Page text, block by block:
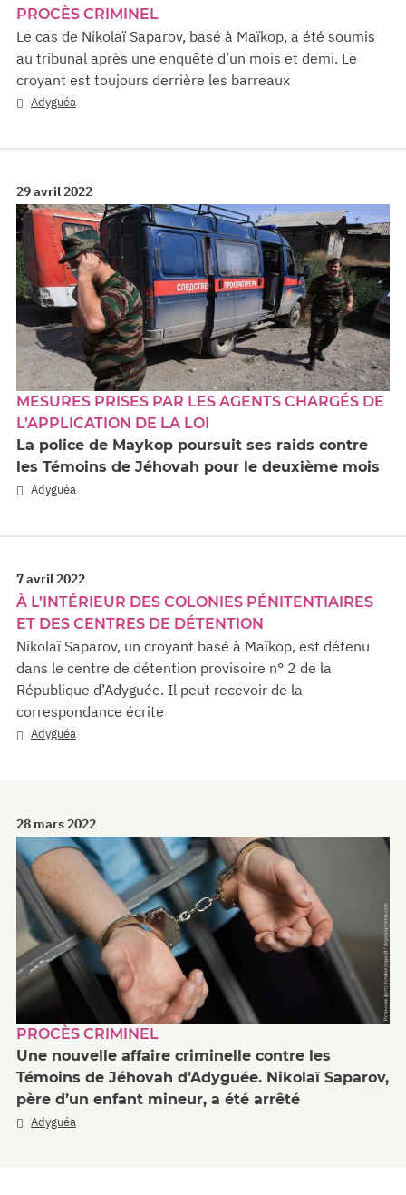
PROCÈS CRIMINEL
Le cas de Nikolaï Saparov, basé à Maïkop, a été soumis
au tribunal après une enquête d’un mois et demi. Le
croyant est toujours derrière les barreaux
Adyguéa
29 avril 2022
MESURES PRISES PAR LES AGENTS CHARGÉS DE
L’APPLICATION DE LA LOI
La police de Maykop poursuit ses raids contre
les Témoins de Jéhovah pour le deuxième mois
Adyguéa
7 avril 2022
À L’INTÉRIEUR DES COLONIES PÉNITENTIAIRES
ET DES CENTRES DE DÉTENTION
Nikolaï Saparov, un croyant basé à Maïkop, est détenu
dans le centre de détention provisoire n° 2 de la
République d’Adyguée. Il peut recevoir de la
correspondance écrite
Adyguéa
28 mars 2022
PROCÈS CRIMINEL
Une nouvelle affaire criminelle contre les
Témoins de Jéhovah d’Adyguée. Nikolaï Saparov,
père d’un enfant mineur, a été arrêté
Adyguéa